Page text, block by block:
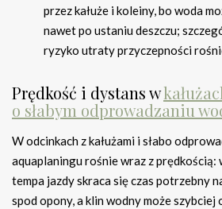
przez kałuże i koleiny, bo woda
nawet po ustaniu deszczu;
ryzyko utraty przyczepności
Prędkość i dystans w
o słabym odprowadzaniu
W odcinkach z kałużami i słabo
aquaplaningu rośnie wraz z prędkością:
tempa jazdy skraca się czas potrzebny
spod opony, a klin wodny może szybciej